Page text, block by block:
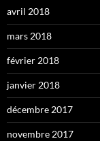
avril 2018
mars 2018
février 2018
janvier 2018
décembre 2017
novembre 2017